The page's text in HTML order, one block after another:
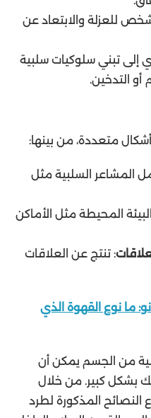
للعزلة والابتعاد عن
إلى تبني سلوكيات سلبية
أو التدخين.
متعددة، من بينها:
المشاعر السلبية مثل
المحيطة مثل الأماكن
: تنتج عن العلاقات
ما نوع القهوة الذي
من الجسم يمكن أن
بشكل كبير. من خلال
النصائح المذكورة لطرد